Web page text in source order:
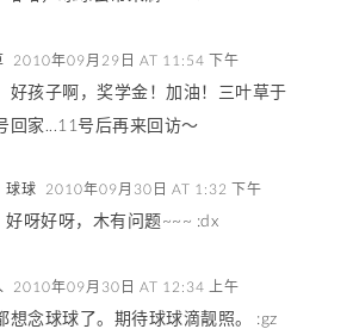
2010年09月29日 AT 11:54 下午
好孩子啊，奖学金！加油！三叶草于
回家...11号后再来回访～
球球 2010年09月30日 AT 1:32 下午
好呀好呀，木有问题~~~ :dx
2010年09月30日 AT 12:34 上午
想念球球了。期待球球滴靓照。 :gz